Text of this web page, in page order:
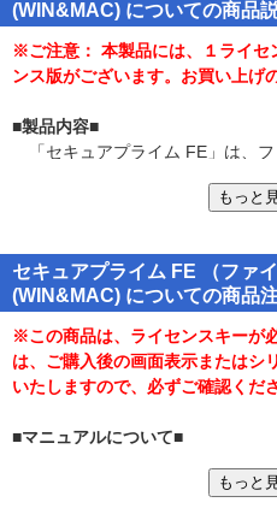
(WIN&MAC) についての商品
※ご注意： 本製品には、１ライセ
ンス版がございます。お買い上げ
■製品内容■
「セキュアプライム FE」は、
手間をかけずに手軽にセキュリ
です。
Windows／Mac両OSで同じ暗号
も対応しているため、海外へのフ
ど、幅広い環境でご利用いただけ
●ドラッグ＆ドロップの簡単操作
●暗号化時に、メールアドレスな
もっと
セキュアプライム FE （ファ
(WIN&MAC) についての商品
※この商品は、ライセンスキーが
は、ご購入後の画面表示またはシ
いたしますので、必ずご確認くださ
■マニュアルについて■
（userguide_win.pdf またはもっと